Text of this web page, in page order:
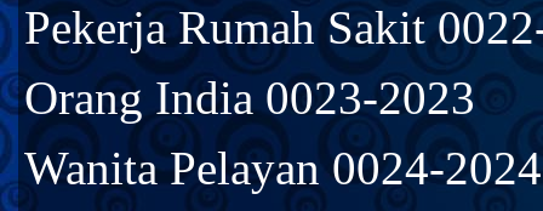
Pekerja Rumah Sakit
Orang India 0023-2023
Wanita Pelayan 0024-2024